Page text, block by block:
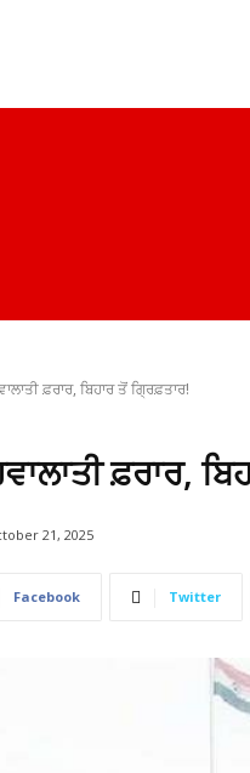
ਫ਼ਰਾਰ, ਬਿਹਾਰ ਤੋਂ ਗ੍ਰਿਫ਼ਤਾਰ!
ਫ਼ਰਾਰ,
21, 2025
Facebook Twitter